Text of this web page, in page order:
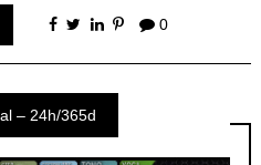
0
– 24h/365d